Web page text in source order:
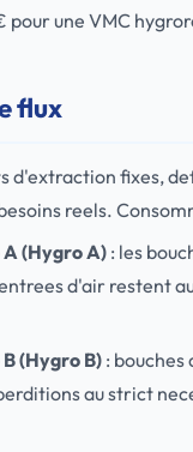
une VMC
flux
d'extraction fixes,
reels.
(Hygro A) : les
d'air restent
(Hygro B) :
au strict